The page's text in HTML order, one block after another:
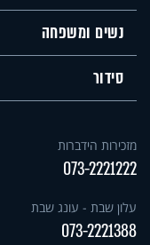
נשים ומשפחה
סידור
מזכירות הידברות
073-2221222
עלון שבת - עונג שבת
073-2221388